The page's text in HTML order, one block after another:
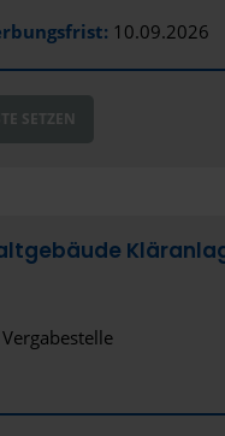
Tübingen
10.09.2026
SETZEN